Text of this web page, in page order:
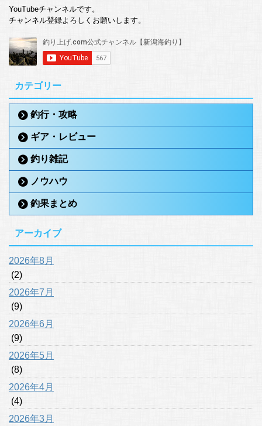
YouTubeチャンネルです。
チャンネル登録よろしくお願いします。
カテゴリー
釣行・攻略
ギア・レビュー
釣り雑記
ノウハウ
釣果まとめ
アーカイブ
2026年8月
(2)
2026年7月
(9)
2026年6月
(9)
2026年5月
(8)
2026年4月
(4)
2026年3月